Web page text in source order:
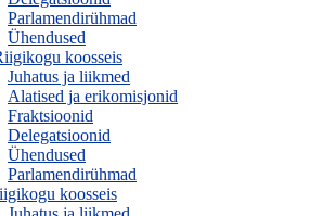
Parlamendirühmad
Ühendused
koosseis
Juhatus ja liikmed
Alatised ja erikomisjonid
Fraktsioonid
Delegatsioonid
Ühendused
Parlamendirühmad
koosseis